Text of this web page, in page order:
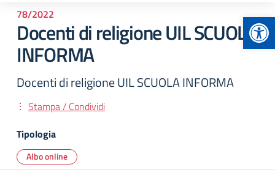
78/2022
Docenti di religione UIL SCUOLA
INFORMA
Docenti di religione UIL SCUOLA INFORMA
Stampa / Condividi
Tipologia
Albo online